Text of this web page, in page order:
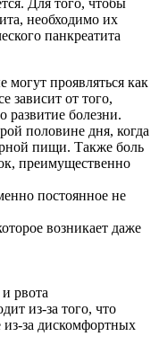
Для того, чтобы
необходимо их
панкреатита
проявляться как
зависит от того,
развитие болезни.
половине дня, когда
пищи. Также боль
преимущественно
постоянное не
возникает даже
рвота
из-за того, что
из-за дискомфортных